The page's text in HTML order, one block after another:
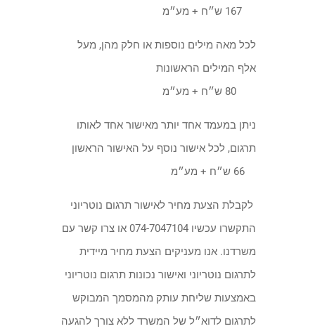
לכל מאה מילים נוספות או חלק מהן, מעל
אלף המילים הראשונות
ניתן במעמד אחד יותר מאישור אחד לאותו
תרגום, לכל אישור נוסף על האישור הראשון
לקבלת הצעת מחיר לאישור תרגום נוטריוני
התקשרו עכשיו 074-7047104 או צרו קשר עם
משרדנו. אנו מעניקים הצעת מחיר מיידית
לתרגום נוטריוני ואישור נכונות תרגום נוטריוני
באמצעות שליחת עותק מהמסמך המבוקש
לתרגום לדוא״ל של המשרד ללא צורך להגעה